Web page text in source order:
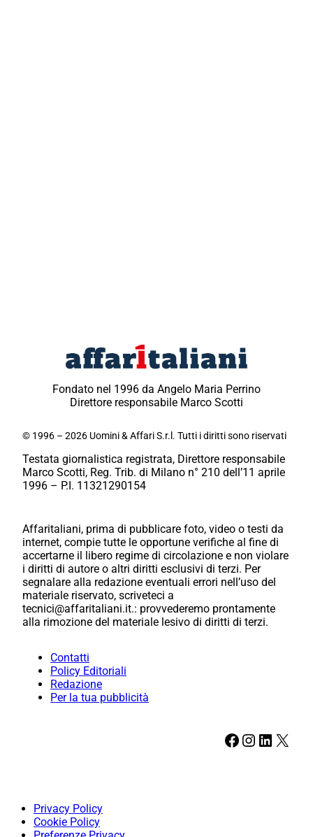
Fondato nel 1996 da Angelo Maria Perrino
Direttore responsabile Marco Scotti
© 1996 – 2026 Uomini & Affari S.r.l. Tutti i diritti sono riservati
Testata giornalistica registrata, Direttore responsabile
Marco Scotti, Reg. Trib. di Milano n° 210 dell’11 aprile
1996 – P.I. 11321290154
Affaritaliani, prima di pubblicare foto, video o testi da
internet, compie tutte le opportune verifiche al fine di
accertarne il libero regime di circolazione e non violare
i diritti di autore o altri diritti esclusivi di terzi. Per
segnalare alla redazione eventuali errori nell’uso del
materiale riservato, scriveteci a
tecnici@affaritaliani.it.: provvederemo prontamente
alla rimozione del materiale lesivo di diritti di terzi.
Contatti
Policy Editoriali
Redazione
Per la tua pubblicità
Facebook Instagram LinkedIn X
Privacy Policy
Cookie Policy